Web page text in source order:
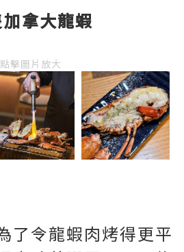
拿大龍蝦
點擊圖片放大
了令龍蝦肉烤得更平